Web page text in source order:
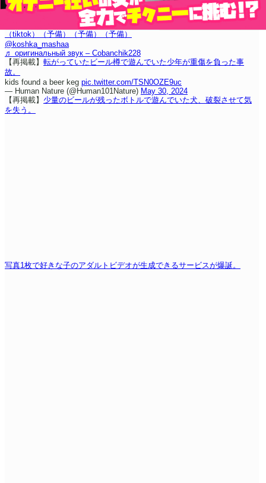
（tiktok） （予備） （予備）
（予備）
@koshka_mashaa
♬ оригинальный звук – Cobanchik228
【再掲載】 転がっていたビール樽で遊んでいた少年が重傷を負った事
故。
kids found a beer keg pic.twitter.com/TSN0OZE9uc
— Human Nature (@Human101Nature) May 30, 2024
【再掲載】 少量のビールが残ったボトルで遊んでいた犬、破裂させて気
を失う。
写真1枚で好きな子のアダルトビデオが生成できるサービスが爆誕。